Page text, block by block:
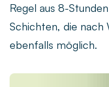
Regel aus 8-
Schichten, die nach
ebenfalls möglich.